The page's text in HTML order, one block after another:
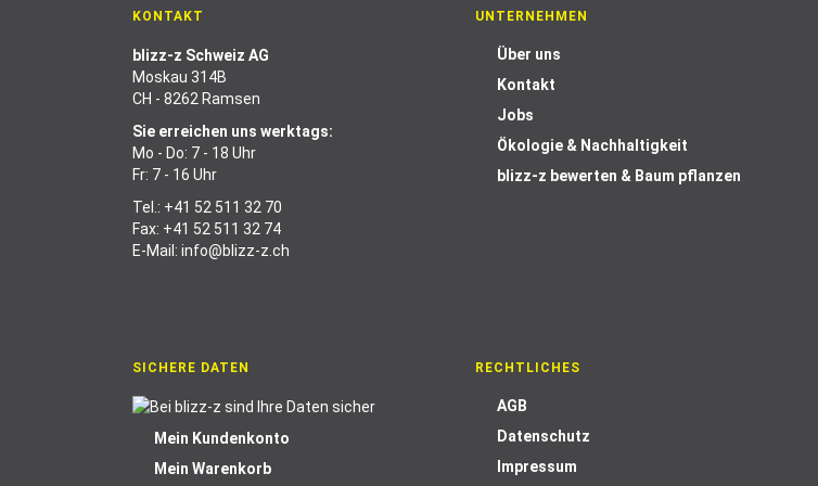
KONTAKT
blizz-z Schweiz AG
Moskau 314B
CH - 8262 Ramsen
Sie erreichen uns werktags:
Mo - Do: 7 - 18 Uhr
Fr: 7 - 16 Uhr
Tel.: +41 52 511 32 70
Fax: +41 52 511 32 74
E-Mail: info@blizz-z.ch
UNTERNEHMEN
Über uns
Kontakt
Jobs
Ökologie & Nachhaltigkeit
blizz-z bewerten & Baum pflanzen
SICHERE DATEN
Mein Kundenkonto
Mein Warenkorb
RECHTLICHES
AGB
Datenschutz
Impressum